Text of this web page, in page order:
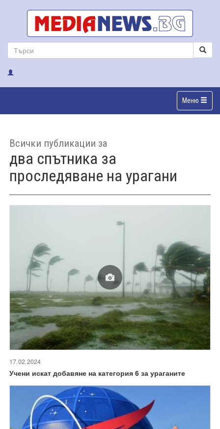
Меню
Всички публикации за
два спътника за
проследяване на урагани
17.02.2024
Учени искат добавяне на категория 6 за ураганите